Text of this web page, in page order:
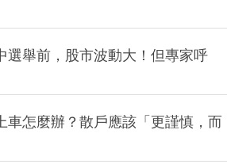
選舉前，股市波動大！但專家呼
車怎麼辦？散戶應該「更謹慎，而